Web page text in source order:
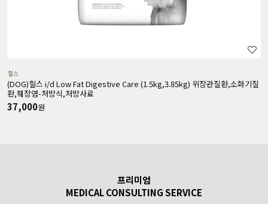
힐스
(DOG)힐스 i/d Low Fat Digestive Care (1.5kg,3.85kg) 위장관질환,소화기질
환,췌장염-처방식,처방사료
37,000원
프리미엄
MEDICAL CONSULTING SERVICE